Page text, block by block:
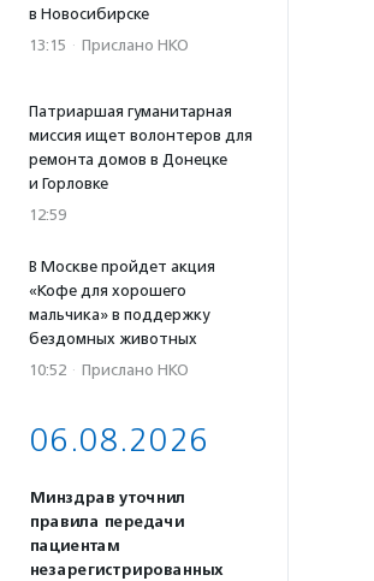
в Новосибирске
13:15 · Прислано НКО
Патриаршая гуманитарная
миссия ищет волонтеров для
ремонта домов в Донецке
и Горловке
12:59
В Москве пройдет акция
«Кофе для хорошего
мальчика» в поддержку
бездомных животных
10:52 · Прислано НКО
06.08.2026
Минздрав уточнил
правила передачи
пациентам
незарегистрированных